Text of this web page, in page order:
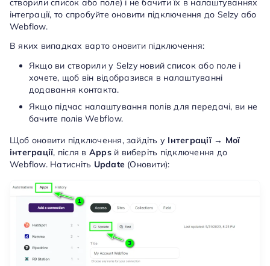
створили список або поле) і не бачити їх в налаштуваннях
інтеграції, то спробуйте оновити підключення до Selzy або
Webflow.
В яких випадках варто оновити підключення:
Якщо ви створили у Selzy новий список або поле і
хочете, щоб він відобразився в налаштуванні
додавання контакта.
Якщо підчас налаштування полів для передачі, ви не
бачите полів Webflow.
Щоб оновити підключення, зайдіть у Інтеграції → Мої
інтеграції, після в Appsй виберіть підключення до
Webflow. Натисніть Update (Оновити):